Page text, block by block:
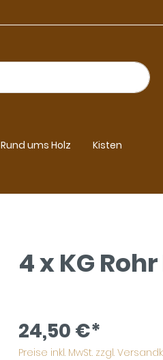
Rund ums Holz Kisten
4 x KG
24,50 €*
Preise inkl. MwSt. zzgl.